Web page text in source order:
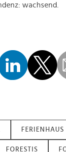
wachsend.
FERIENHAUS
FORESTIS